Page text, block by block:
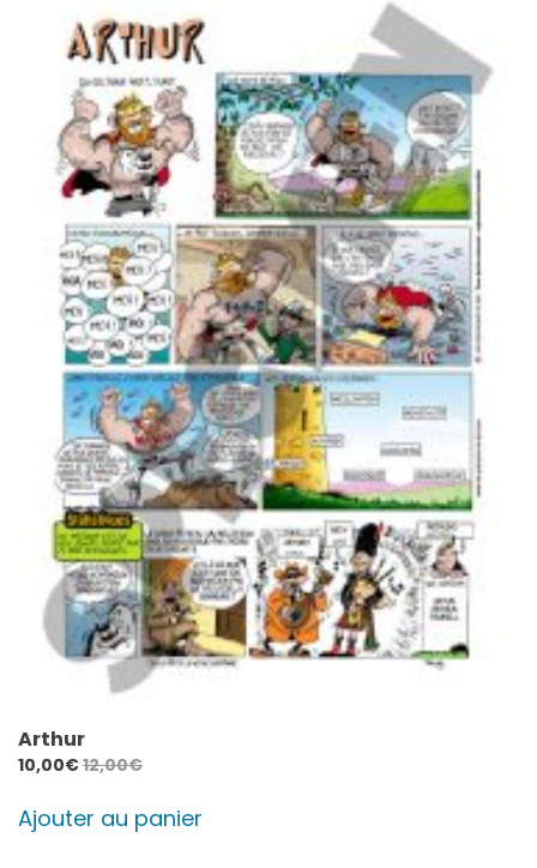
Arthur
10,00€12,00€
Ajouter au panier